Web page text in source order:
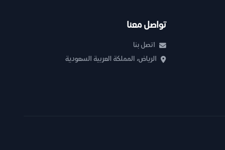
تواصل معنا
اتصل بنا
الرياض، المملكة العربية السعودية